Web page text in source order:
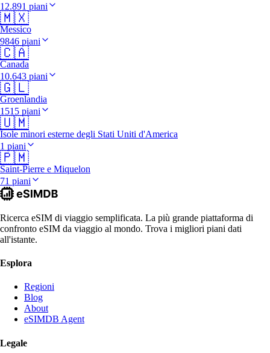
12.891 piani
🇲🇽
Messico
9846 piani
🇨🇦
Canada
10.643 piani
🇬🇱
Groenlandia
1515 piani
🇺🇲
Isole minori esterne degli Stati Uniti d'America
1 piani
🇵🇲
Saint-Pierre e Miquelon
71 piani
Ricerca eSIM di viaggio semplificata. La più grande piattaforma di
confronto eSIM da viaggio al mondo. Trova i migliori piani dati
all'istante.
Esplora
Regioni
Blog
About
eSIMDB Agent
Legale